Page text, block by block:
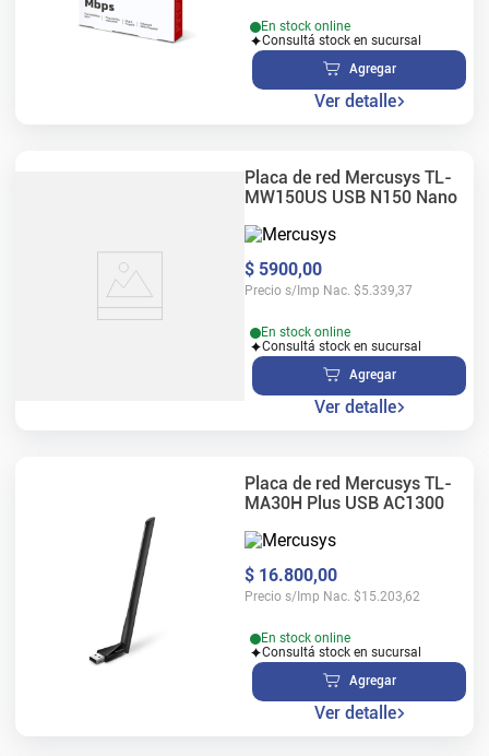
En stock online
Consultá stock en sucursal
Agregar
Ver detalle
Placa de red Mercusys TL-
MW150US USB N150 Nano
$ 5900,00
Precio s/Imp Nac. $5.339,37
En stock online
Consultá stock en sucursal
Agregar
Ver detalle
Placa de red Mercusys TL-
MA30H Plus USB AC1300
$ 16.800,00
Precio s/Imp Nac. $15.203,62
En stock online
Consultá stock en sucursal
Agregar
Ver detalle